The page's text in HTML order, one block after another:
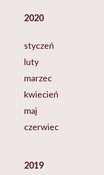
2020
styczeń
luty
marzec
kwiecień
maj
czerwiec
2019